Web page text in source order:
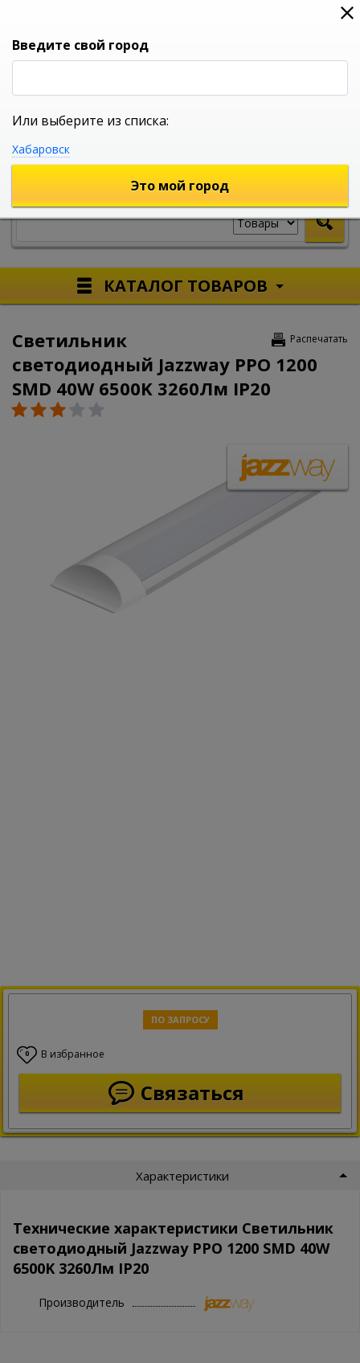
0
УНИВЕРСАЛЬНЫЙ ИНТЕРНЕТ МАГАЗИН
КАТАЛОГ ТОВАРОВ
Распечатать
Светильник
светодиодный Jazzway PPO 1200
SMD 40W 6500K 3260Лм IP20
ПО ЗАПРОСУ
0 В избранное
Связаться
Характеристики
Технические характеристики Светильник
светодиодный Jazzway PPO 1200 SMD 40W
6500K 3260Лм IP20
Производитель
Введите свой город
Или выберите из списка:
Хабаровск
Это мой город